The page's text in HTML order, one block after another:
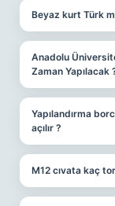
Beyaz kurt Türk
Anadolu
Zaman Yapılacak
Yapılandırma
açılır ?
M12 cıvata kaç